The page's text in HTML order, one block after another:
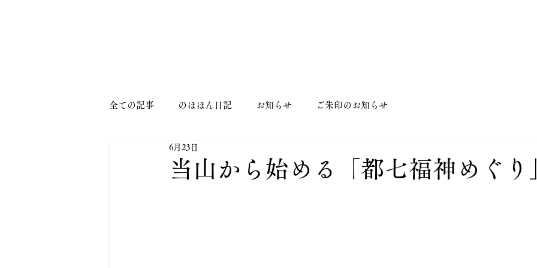
全ての記事 のほほん日記 お知らせ ご朱印のお知らせ
当山から始める「都七福神めぐり
6月23日